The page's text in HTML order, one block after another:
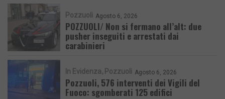
Pozzuoli Agosto 6, 2026
POZZUOLI/ Non si fermano all’alt: due
pusher inseguiti e arrestati dai
carabinieri
In Evidenza Pozzuoli Agosto 6, 2026
Pozzuoli, 576 interventi dei Vigili del
Fuoco: sgomberati 125 edifici